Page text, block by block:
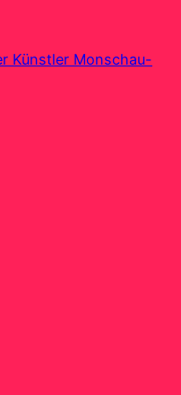
Künstler Monschau-